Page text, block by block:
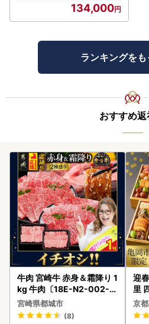
134,000
ランキングを
おすすめ
牛肉 宮崎牛 赤身＆霜降り 1
kg 牛肉〔18E-N2-002-1
kg-S4A6-CF〕
宮崎県都城市
(8)
迎
里
京